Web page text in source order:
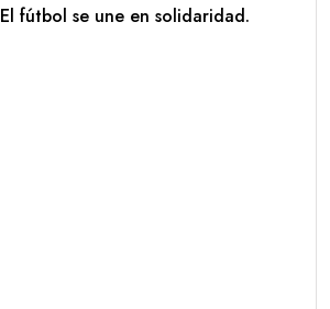
El fútbol se une en solidaridad.